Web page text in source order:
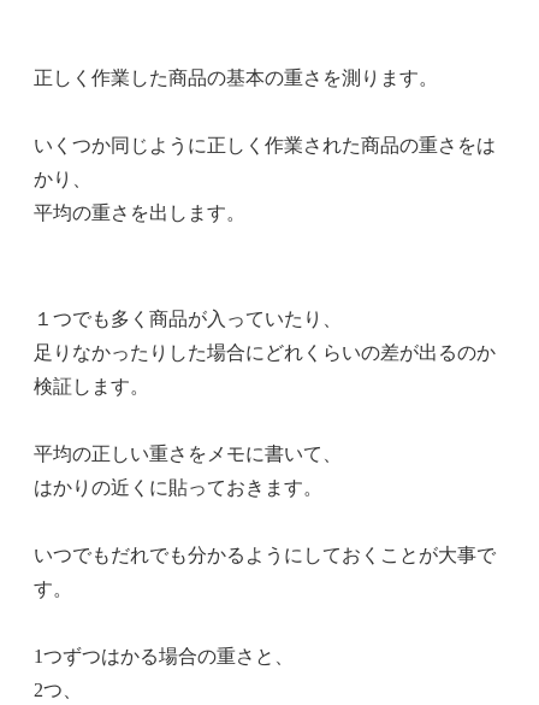
正しく作業した商品の基本の重さを測ります。
いくつか同じように正しく作業された商品の重さをは
かり、
平均の重さを出します。
１つでも多く商品が入っていたり、
足りなかったりした場合にどれくらいの差が出るのか
検証します。
平均の正しい重さをメモに書いて、
はかりの近くに貼っておきます。
いつでもだれでも分かるようにしておくことが大事で
す。
1つずつはかる場合の重さと、
2つ、